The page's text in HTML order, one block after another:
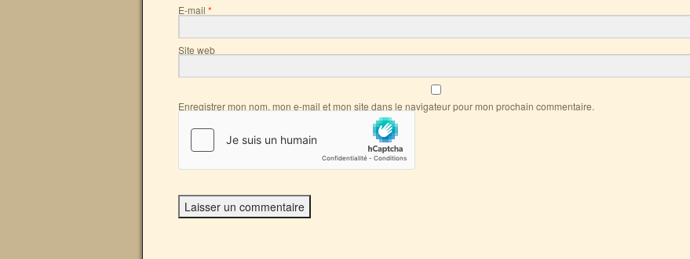
E-mail *
Site web
Enregistrer mon nom, mon e-mail et mon site dans le navigateur pour mon prochain commentaire.